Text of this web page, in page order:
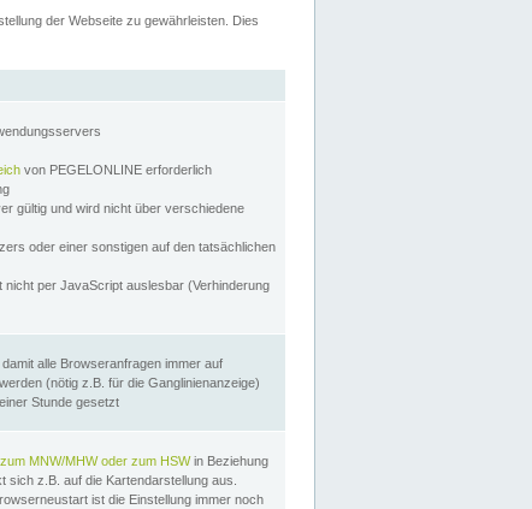
der Webseite zu gewährleisten. Dies
von PEGELONLINE erforderlich
gültig und wird nicht über verschiedene
oder einer sonstigen auf den tatsächlichen
per JavaScript auslesbar (Verhinderung
alle Browseranfragen immer auf
(nötig z.B. für die Ganglinienanzeige)
Stunde gesetzt
zum MNW/MHW oder zum HSWin Beziehung
z.B. auf die Kartendarstellung aus.
ist die Einstellung immer noch